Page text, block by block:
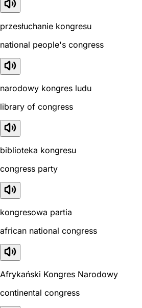
przesłuchanie kongresu
national people's congress
narodowy kongres ludu
library of congress
biblioteka kongresu
congress party
kongresowa partia
african national congress
Afrykański Kongres Narodowy
continental congress